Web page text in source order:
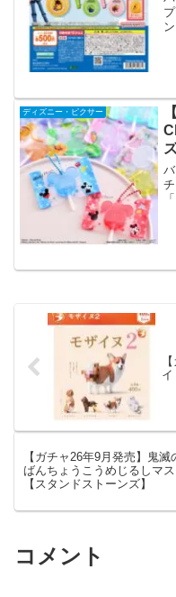
ディズニー・ピクサー
イ
【ガチャ26年9月発売】鬼滅
ばんちょうこうめじるしマ
【スタンドストーンズ】
コメント